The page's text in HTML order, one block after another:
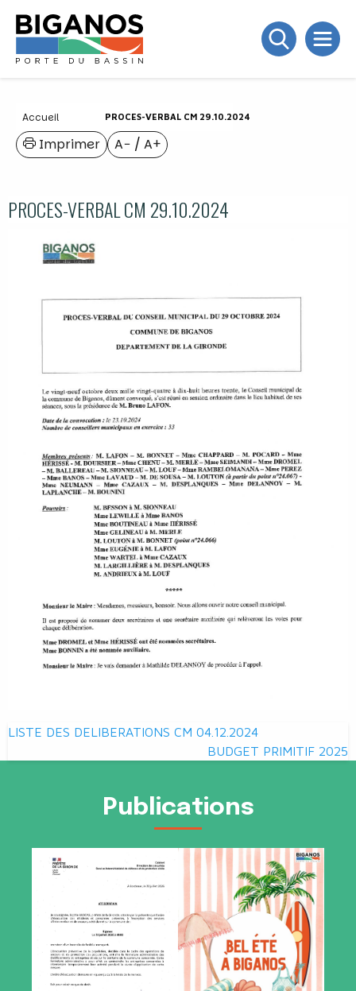
Accueil PROCES-VERBAL CM 29.10.2024
A− / A+
Imprimer
PROCES-VERBAL CM 29.10.2024
Navigation
de
LISTE DES DELIBERATIONS CM 04.12.2024
BUDGET PRIMITIF 2025
Publications